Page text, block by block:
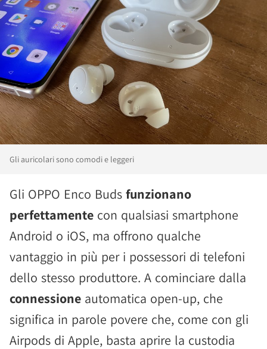
Gli auricolari sono comodi e leggeri
Gli OPPO Enco Buds funzionano
perfettamente con qualsiasi smartphone
Android o iOS, ma offrono qualche
vantaggio in più per i possessori di telefoni
dello stesso produttore. A cominciare dalla
connessione automatica open-up, che
significa in parole povere che, come con gli
Airpods di Apple, basta aprire la custodia